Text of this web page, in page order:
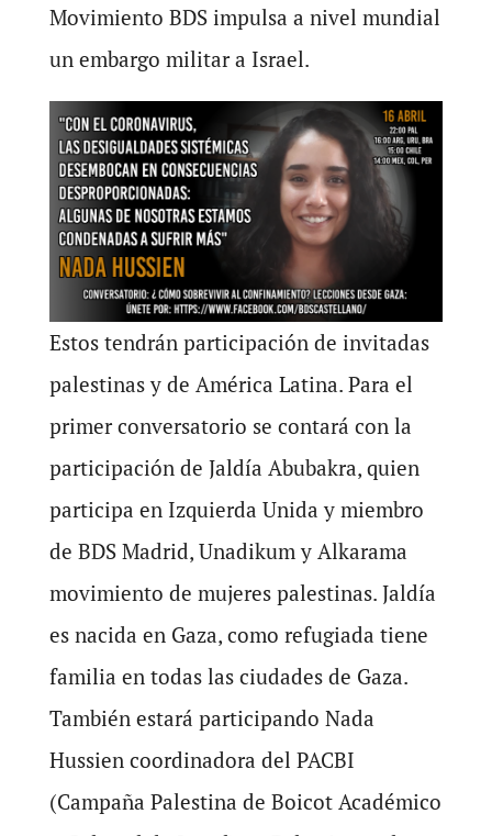
Movimiento BDS impulsa a nivel mundial
un embargo militar a Israel.
Estos tendrán participación de invitadas
palestinas y de América Latina. Para el
primer conversatorio se contará con la
participación de Jaldía Abubakra, quien
participa en Izquierda Unida y miembro
de BDS Madrid, Unadikum y Alkarama
movimiento de mujeres palestinas. Jaldía
es nacida en Gaza, como refugiada tiene
familia en todas las ciudades de Gaza.
También estará participando Nada
Hussien coordinadora del PACBI
(Campaña Palestina de Boicot Académico